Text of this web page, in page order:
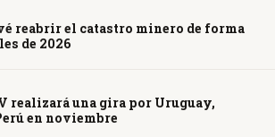
reabrir el catastro minero de forma
de 2026
realizará una gira por Uruguay,
en noviembre